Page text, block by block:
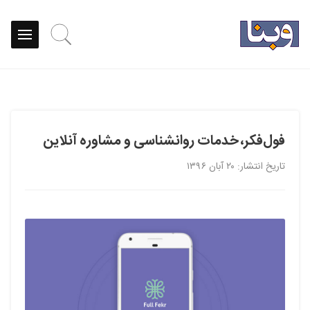
فول‌فکر، خدمات روانشناسی و مشاوره آنلاین
تاریخ انتشار: ۲۰ آبان ۱۳۹۶